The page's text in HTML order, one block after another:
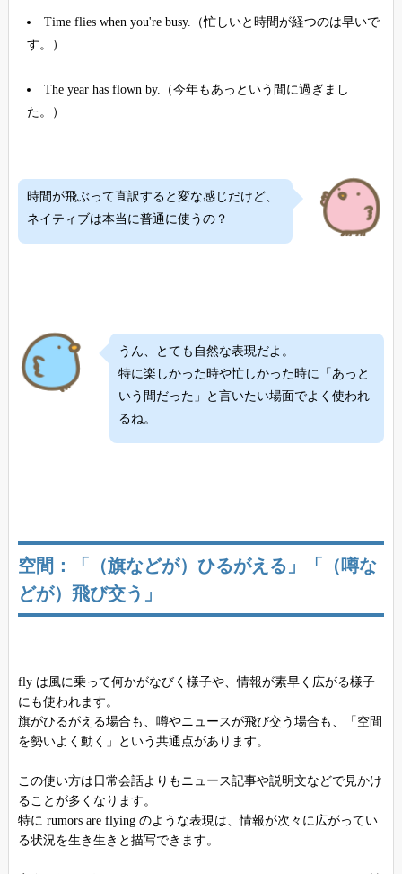
Time flies when you're busy.（忙しいと時間が経つのは早いで
す。）
The year has flown by.（今年もあっという間に過ぎまし
た。）
時間が飛ぶって直訳すると変な感じだけど、
ネイティブは本当に普通に使うの？
うん、とても自然な表現だよ。
特に楽しかった時や忙しかった時に「あっと
いう間だった」と言いたい場面でよく使われ
るね。
空間：「（旗などが）ひるがえる」「（噂な
どが）飛び交う」
fly は風に乗って何かがなびく様子や、情報が素早く広がる様子
にも使われます。
旗がひるがえる場合も、噂やニュースが飛び交う場合も、「空間
を勢いよく動く」という共通点があります。
この使い方は日常会話よりもニュース記事や説明文などで見かけ
ることが多くなります。
特に rumors are flying のような表現は、情報が次々に広がってい
る状況を生き生きと描写できます。